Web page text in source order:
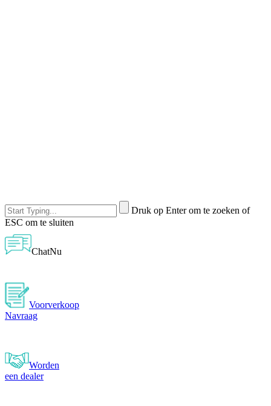
Druk op Enter om te zoeken of
ESC om te sluiten
ChatNu
Voorverkoop
Navraag
Worden
een dealer